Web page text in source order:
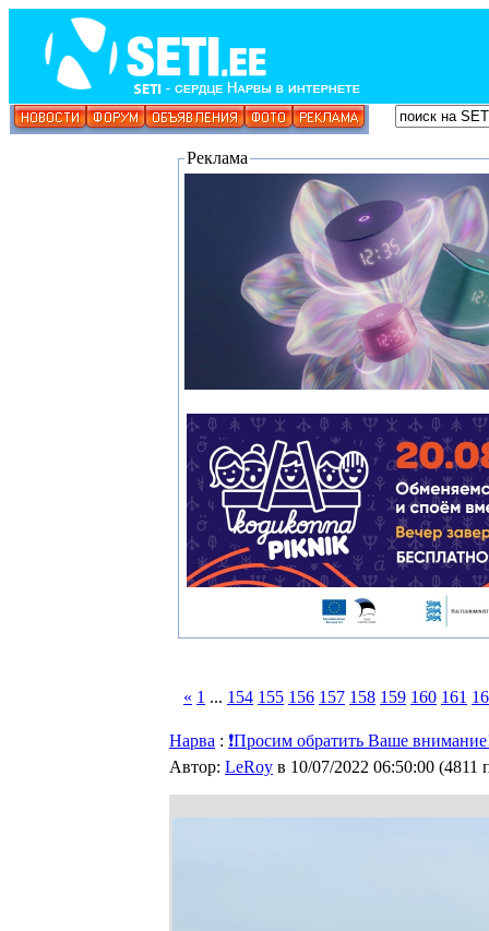
Реклама
« 1 ... 154 155 156 157 158 159 160 161
Нарва : ❗Просим обратить Ваше
Автор: LeRoy в 10/07/2022 06:50:00 (4811